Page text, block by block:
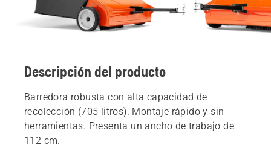
Descripción del producto
Barredora robusta con alta capacidad de
recolección (705 litros). Montaje rápido y sin
herramientas. Presenta un ancho de trabajo de
112 cm.